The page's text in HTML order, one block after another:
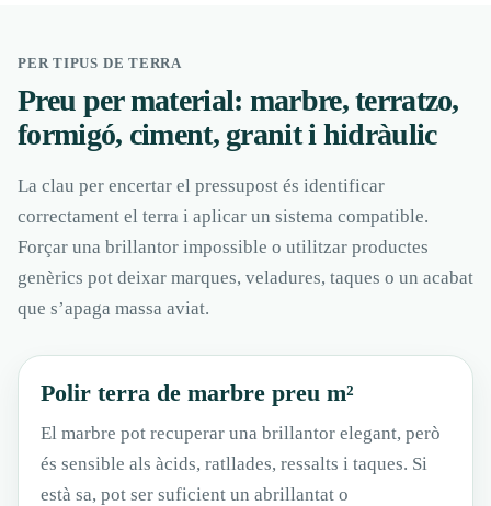
PER TIPUS DE TERRA
Preu per material: marbre, terratzo,
formigó, ciment, granit i hidràulic
La clau per encertar el pressupost és identificar
correctament el terra i aplicar un sistema compatible.
Forçar una brillantor impossible o utilitzar productes
genèrics pot deixar marques, veladures, taques o un acabat
que s’apaga massa aviat.
Polir terra de marbre preu m²
El marbre pot recuperar una brillantor elegant, però
és sensible als àcids, ratllades, ressalts i taques. Si
està sa, pot ser suficient un abrillantat o